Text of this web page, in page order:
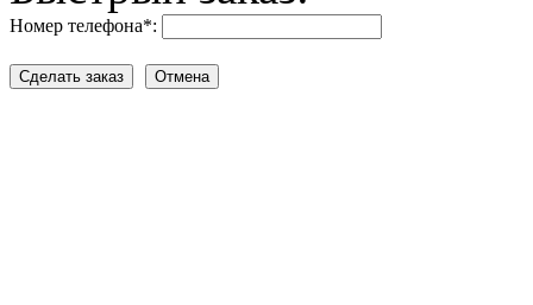
Номер телефона*: